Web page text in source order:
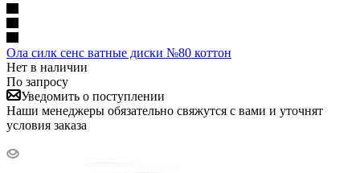
Ола силк сенс ватные диски №80 коттон
Нет в наличии
По запросу
Уведомить о поступлении
Наши менеджеры обязательно свяжутся с вами и уточнят
условия заказа